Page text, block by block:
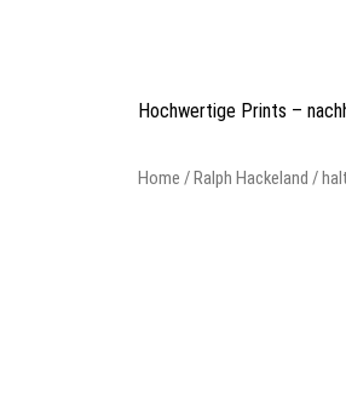
Hochwertige Prints –
Home /Ralph Hackeland /